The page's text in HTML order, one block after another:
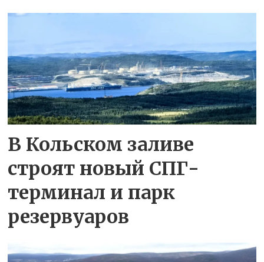
В Кольском заливе
строят новый СПГ-
терминал и парк
резервуаров